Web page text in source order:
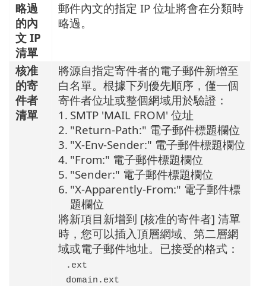
略過
的內
文 IP
清單
郵件內文的指定 IP 位址將會在分類時
略過。
核准
的寄
件者
清單
將源自指定寄件者的電子郵件新增至
白名單。根據下列優先順序，僅一個
寄件者位址或整個網域用於驗證：
1. SMTP 'MAIL FROM' 位址
2. "Return-Path:" 電子郵件標題欄位
3. "X-Env-Sender:" 電子郵件標題欄位
4. "From:" 電子郵件標題欄位
5. "Sender:" 電子郵件標題欄位
6. "X-Apparently-From:" 電子郵件標
題欄位
將新項目新增到 [核准的寄件者] 清單
時，您可以插入頂層網域、第二層網
域或電子郵件地址。已接受的格式：
.ext
domain.ext